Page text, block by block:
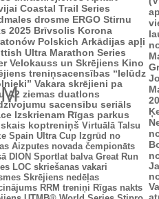
Coastal Trail Series
drosme ERGO Stirnu
2025 Brīvsolis Korona
Polskich Arkādijas apļi
Ultra Marathon Series
Velokauss un Skrējiens Kino
treniņsacensības “Ielūdz
Vakara skrējieni pa
A2 ziemas duatlons
sacensību seriāls
Izskrienam Rīgas parkus
koptreniņš Virtuālā Talsu
Spain Ultra Cup Izgrūd no
Aizputes novada čempionāts
DION Sportlat balva Great Run
LOC skriešanas vakari
Skrējiens nedēļas
RRM treniņi Rīgas nakts